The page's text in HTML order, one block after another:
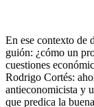
En ese contexto de
guión: ¿cómo un
cuestiones
Rodrigo Cortés:
antieconomicista y
que predica la